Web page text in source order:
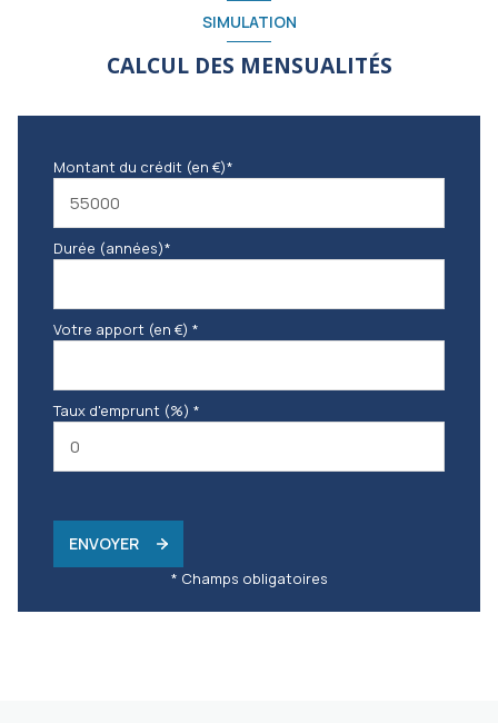
SIMULATION
CALCUL DES MENSUALITÉS
Montant du crédit (en €)*
Durée (années)*
Votre apport (en €) *
Taux d'emprunt (%) *
ENVOYER
* Champs obligatoires